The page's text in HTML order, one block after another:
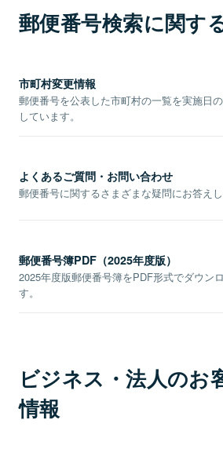
郵便番号検索に関す
市町村変更情報
郵便番号を公表した市町村の一覧を実施日
しています。
よくあるご質問・お問い合わせ
郵便番号に関するさまざまな疑問にお答えし
郵便番号簿PDF（2025年度版）
2025年度版郵便番号簿をPDF形式でダウン
す。
ビジネス・法人のお
情報